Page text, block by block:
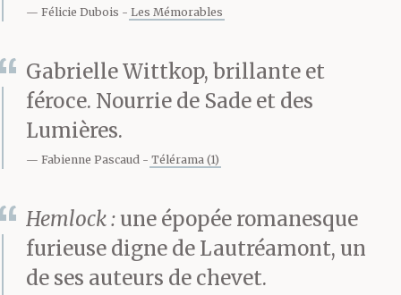
puanteur de chair
hurlement de son frère,
Bernardo retombait sur
lui-même, mol et blanc
comme un mouchoir. La
cloche de la chapelle
que les fratelli dei
Félicie Dubois Les Mémorables
Gabrielle Wittkop, brillante et
féroce. Nourrie de Sade et des
Lumières.
Fabienne Pascaud Télérama (1)
Hemlock : une épopée romanesque
furieuse digne de Lautréamont, un
de ses auteurs de chevet.